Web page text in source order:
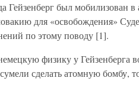
Гейзенберг был мобилизован
для «освобождения»
по этому поводу [1].
физику у Гейзенберга
сделать атомную бомбу,